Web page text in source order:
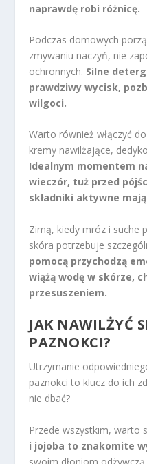
naprawdę robi różnicę.
Podczas domowych
zmywaniu naczyń, nie
ochronnych. Silne
prawdziwy wycisk,
wilgoci.
Warto również włączyć
kremy nawilżające,
Idealnym momentem
wieczór, tuż przed
składniki aktywne mają
Zimą, kiedy mróz i suche
skóra potrzebuje
pomocą przychodzą
wiążą wodę w skórze,
przesuszeniem.
JAK NAWILŻYĆ
PAZNOKCI?
Utrzymanie
paznokci to klucz do ich
nie dbać?
Przede wszystkim, warto
i jojoba to znakomite
swoim dłoniom